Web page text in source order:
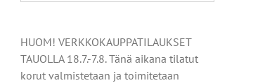
HUOM! VERKKOKAUPPATILAUKSET
TAUOLLA 18.7.-7.8. Tänä aikana tilatut
korut valmistetaan ja toimitetaan